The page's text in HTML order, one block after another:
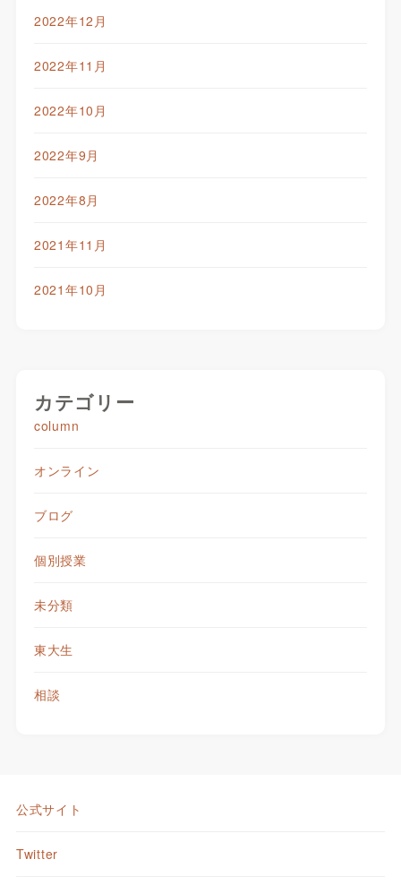
2022年12月
2022年11月
2022年10月
2022年9月
2022年8月
2021年11月
2021年10月
カテゴリー
column
オンライン
ブログ
個別授業
未分類
東大生
相談
公式サイト
Twitter